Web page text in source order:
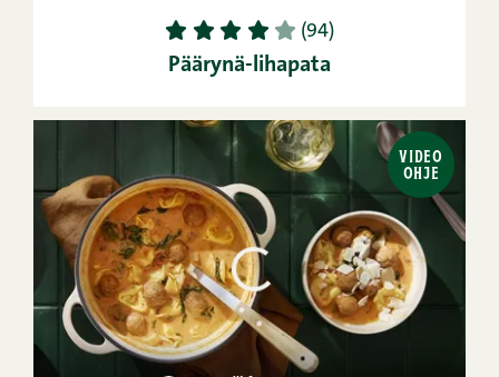
1 2 3 4 5 (94)
Päärynä-lihapata
VIDEO
OHJE